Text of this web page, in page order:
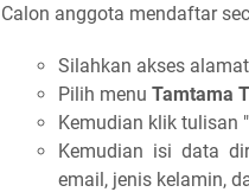
Calon anggota mendaftar
Silahkan akses
Pilih menu Tamtama
Kemudian klik tulisan "
Kemudian isi data
email, jenis kelamin,